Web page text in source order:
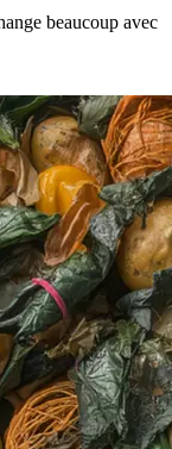
beaucoup avec